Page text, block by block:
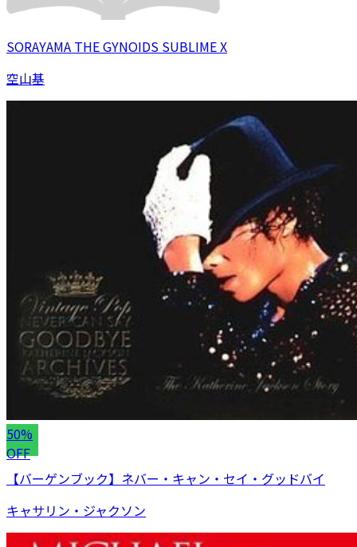
SORAYAMA THE GYNOIDS SUBLIME X
空山基
50%
OFF
【バーゲンブック】ネバー・キャン・セイ・グッドバイ
キャサリン・ジャクソン